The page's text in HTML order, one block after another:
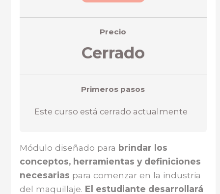
Precio
Cerrado
Primeros pasos
Este curso está cerrado actualmente
Módulo diseñado para brindar los
conceptos, herramientas y definiciones
necesarias para comenzar en la industria
del maquillaje. El estudiante desarrollará